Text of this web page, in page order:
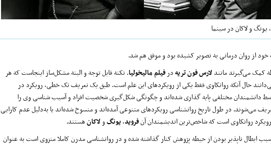
یونگ و لاکان در سینما
از روان درمانی به تصویر کشیده بود و موفق هم شد.
کمک می‌گیرند مانند لارس فون تریهدر فیلم مالیخولیا. نکته قابل توجه و البته مشکل‌ساز اینجاست که هر
حال آنکه روانکاوی فقط یکی از رویکردهای این علم است. طبق یک تعریف تک خطی، رویکرد در
دانشمندان مختلفی پایه گذاری شده‌اند و چگونگی شکل‌گیری شخصیت افراد و آسیب شناسی وی را
می‌شوند‌. در طول تاریخ روانشناسی رویکردهای متنوعی آمده‌اند و منسوخ شده‌اند یا به‌دلیل عدم کارایی
روانکاوی است که شاخص‌ترین اندیشمندان آنفروید،یونگو لاکانهستند.
ابطال ناپذیر بودن از حیطه پژوهش کنار گذاشته شده و در روانشناسی مدرن کاملا منزوی است به عنوان